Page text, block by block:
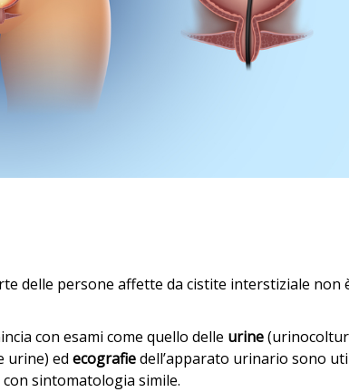
delle persone affette da cistite interstiziale non
con esami come quello delle urine
urine) edecografiedell’apparato urinario sono
sintomatologia simile.